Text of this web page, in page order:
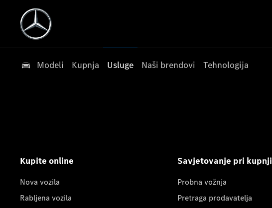
Modeli Kupnja Usluge Naši brendovi Tehnologija
Kupite online
Nova vozila
Rabljena vozila
Savjetovanje pri kupnji
Probna vožnja
Pretraga prodavatelja